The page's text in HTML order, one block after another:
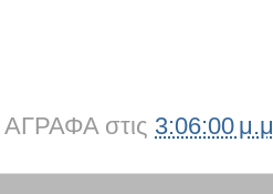
ΑΓΡΑΦΑ στις 3:06:00